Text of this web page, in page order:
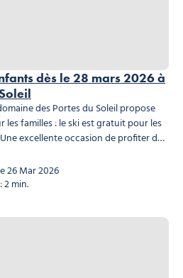
dès le 28 mars 2026 à
des Portes du Soleil propose
familles : le ski est gratuit pour les
excellente occasion de profiter du
pour les enfants (-12...
26 Mar 2026
2 min.